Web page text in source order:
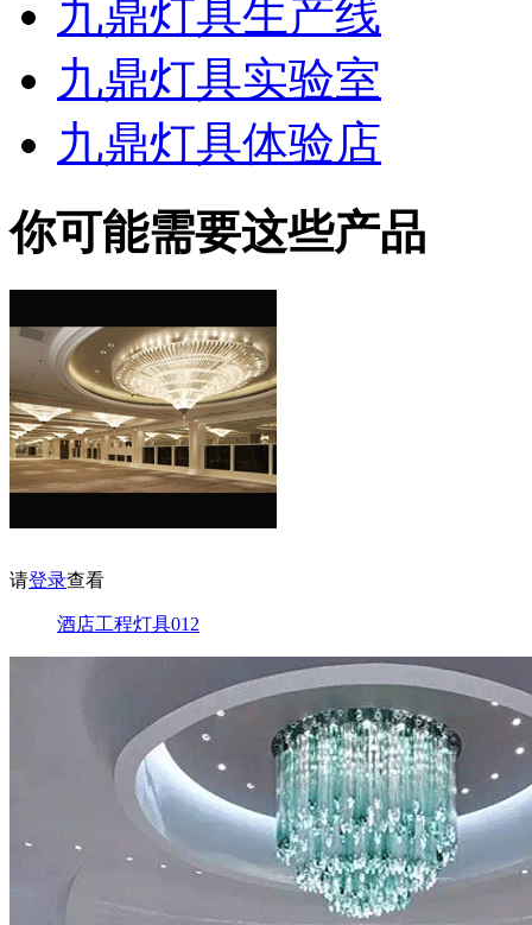
九鼎灯具生产线
九鼎灯具实验室
九鼎灯具体验店
你可能需要这些产品
请登录查看
酒店工程灯具012